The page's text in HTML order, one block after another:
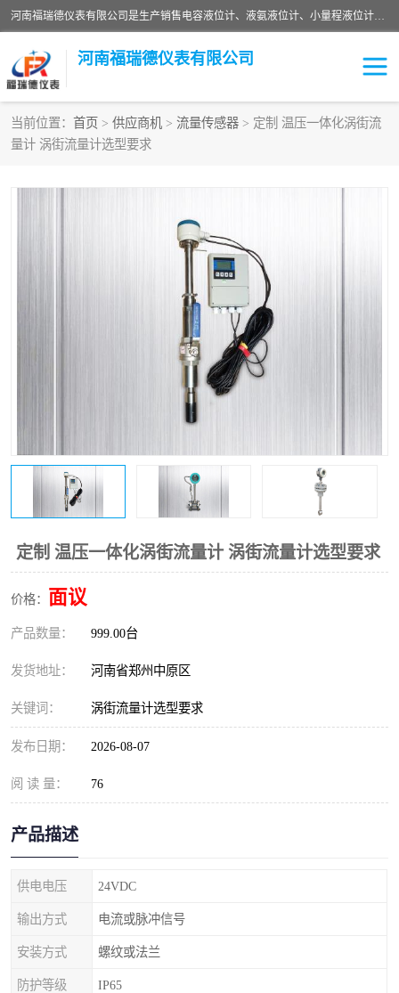
河南福瑞德仪表有限公司是生产销售电容液位计、液氨液位计、小量程液位计定制、智能锅炉水位计、液氮液位计等；并在产品开发、研制的过程中，吸取国内外仪器仪表的技术精华，建立了一支高、精、尖的科研开发队伍，使产品性能不断升级。
河南福瑞德仪表有限公司
当前位置： 首页 > 供应商机 > 流量传感器 > 定制 温压一体化涡街流
量计 涡街流量计选型要求
定制 温压一体化涡街流量计 涡街流量计选型要求
价格： 面议
产品数量： 999.00台
发货地址： 河南省郑州中原区
关键词： 涡街流量计选型要求
发布日期： 2026-08-07
阅 读 量： 76
产品描述
供电电压 24VDC
输出方式 电流或脉冲信号
安装方式 螺纹或法兰
防护等级 IP65
液位计
液氮液位计
液位计传感器定制
物位计
测漏仪
智能锅炉水位计 电容液位计
流量仪表